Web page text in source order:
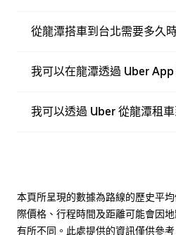
從龍潭搭車到台北需要多久
我可以在龍潭透過 Uber App
我可以透過 Uber 從龍潭租車
本頁所呈現的數據為路線的歷史平
際價格、行程時間及距離可能會因
有所不同。此處提供的資訊僅供參